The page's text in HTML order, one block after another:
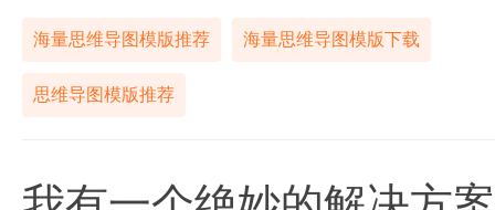
海量思维导图模版推荐 海量思维导图模版下载
思维导图模版推荐